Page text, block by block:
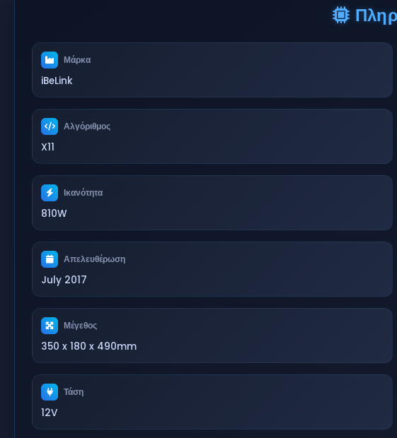
Μάρκα
iBeLink
Αλγόριθμος
X11
Ικανότητα
810W
Απελευθέρωση
July 2017
Μέγεθος
350 x 180 x 490mm
Τάση
12V